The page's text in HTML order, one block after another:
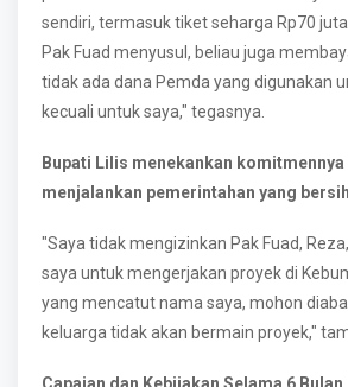
sendiri, termasuk tiket seharga Rp70
Pak Fuad menyusul, beliau juga
tidak ada dana Pemda yang digunakan
kecuali untuk saya," tegasnya.
Bupati Lilis menekankan
menjalankan pemerintahan yang
"Saya tidak mengizinkan Pak Fuad,
saya untuk mengerjakan proyek di
yang mencatut nama saya, mohon
keluarga tidak akan bermain proyek,"